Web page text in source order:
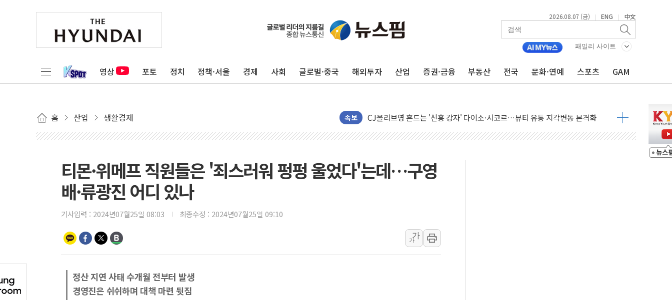
2026.08.07 (금) | ENG | 中文
패밀리 사이트
영상 포토 정치 정책·서울 경제 사회 글로벌·중국 해외투자 산업 증권·금융 부동산 전국 문화·연예 스포츠 GAM
홈 산업 생활경제 속보
4자 연합 균열에 분쟁 재점화 조짐…한미 지배구조 다시 요동
금호석유화학, 2분기 영업익 4배 '껑충'…전부문 약진
"PAFC만으론 어렵다"…두산퓨얼셀, SOFC에 사활
임대사업자, 등록임대 세제혜택 축소에 반발…"정책 신뢰 뒤집어"
비츠로넥스텍, 한화에어로스페이스와 '누리호 5기분 엔진 구성품' 수주
1410원대 내려간 환율, "당분간 1400원 초반대 등락"
에쓰씨엔지니어링, 큐니티와 반도체 EPC 추가 수주
애드포러스, 30억원 규모 자사주 취득
티몬·위메프 직원들은 '죄스러워 펑펑 울었다'는데…구영
배·류광진 어디 있나
기사입력 : 2024년07월25일 08:03 최종수정 : 2024년07월25일 09:10
가
가
정산 지연 사태 수개월 전부터 발생
경영진은 쉬쉬하며 대책 마련 뒷짐